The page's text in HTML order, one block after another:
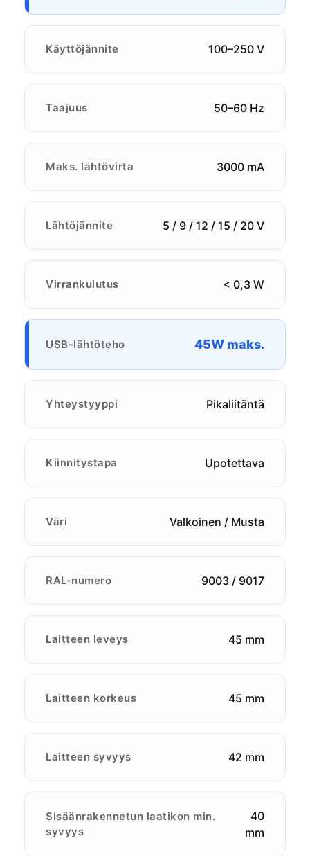
Käyttöjännite 100–250 V
Taajuus 50–60 Hz
Maks. lähtövirta 3000 mA
Lähtöjännite 5 / 9 / 12 / 15 / 20 V
Virrankulutus < 0,3 W
USB-lähtöteho 45W maks.
Yhteystyyppi Pikaliitäntä
Kiinnitystapa Upotettava
Väri Valkoinen / Musta
RAL-numero 9003 / 9017
Laitteen leveys 45 mm
Laitteen korkeus 45 mm
Laitteen syvyys 42 mm
Sisäänrakennetun laatikon min.
syvyys
40
mm